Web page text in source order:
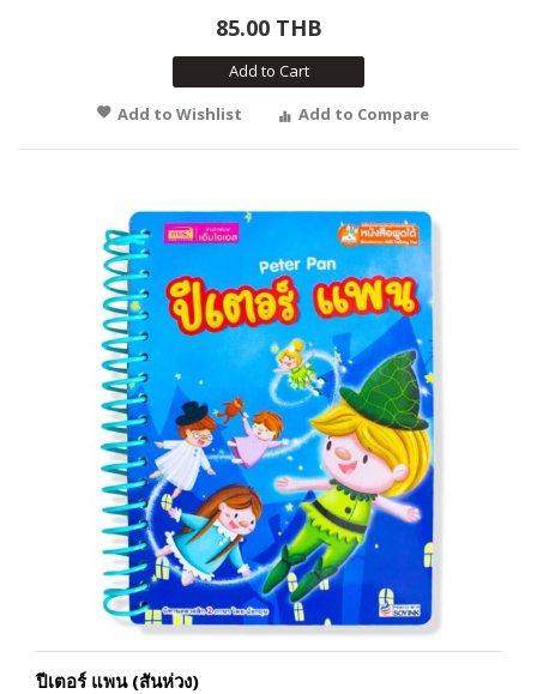
85.00 THB
Add to Cart
Add to Wishlist
Add to Compare
ปีเตอร์ แพน (สันห่วง)